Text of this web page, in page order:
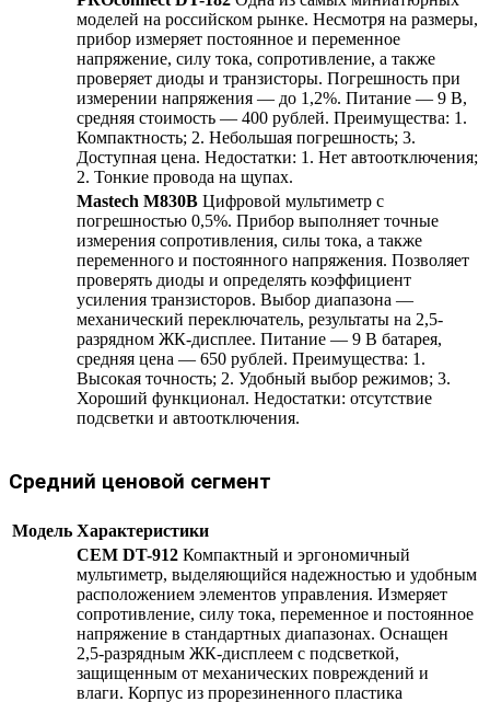
моделей на российском рынке. Несмотря на размеры,
прибор измеряет постоянное и переменное
напряжение, силу тока, сопротивление, а также
проверяет диоды и транзисторы. Погрешность при
измерении напряжения — до 1,2%. Питание — 9 В,
средняя стоимость — 400 рублей. Преимущества: 1.
Компактность; 2. Небольшая погрешность; 3.
Доступная цена. Недостатки: 1. Нет автоотключения;
2. Тонкие провода на щупах.
Mastech M830B Цифровой мультиметр с
погрешностью 0,5%. Прибор выполняет точные
измерения сопротивления, силы тока, а также
переменного и постоянного напряжения. Позволяет
проверять диоды и определять коэффициент
усиления транзисторов. Выбор диапазона —
механический переключатель, результаты на 2,5-
разрядном ЖК-дисплее. Питание — 9 В батарея,
средняя цена — 650 рублей. Преимущества: 1.
Высокая точность; 2. Удобный выбор режимов; 3.
Хороший функционал. Недостатки: отсутствие
подсветки и автоотключения.
Средний ценовой сегмент
Модель Характеристики
СЕМ DT-912 Компактный и эргономичный
мультиметр, выделяющийся надежностью и удобным
расположением элементов управления. Измеряет
сопротивление, силу тока, переменное и постоянное
напряжение в стандартных диапазонах. Оснащен
2,5-разрядным ЖК-дисплеем с подсветкой,
защищенным от механических повреждений и
влаги. Корпус из прорезиненного пластика